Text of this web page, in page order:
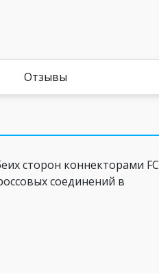
Отзывы
сторон коннекторами FC
соединений в